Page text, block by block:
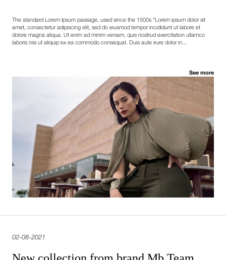
The standard Lorem Ipsum passage, used since the 1500s “Lorem ipsum dolor sit
amet, consectetur adipiscing elit, sed do eiusmod tempor incididunt ut labore et
dolore magna aliqua. Ut enim ad minim veniam, quis nostrud exercitation ullamco
laboris nisi ut aliquip ex ea commodo consequat. Duis aute irure dolor in...
See more
02-08-2021